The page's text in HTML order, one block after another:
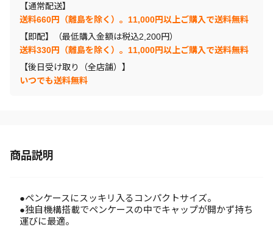
【通常配送】
送料660円（離島を除く）。11,000円以上ご購入で送料無料
【即配】（最低購入金額は税込2,200円）
送料330円（離島を除く）。11,000円以上ご購入で送料無料
【後日受け取り（全店舗）】
いつでも送料無料
商品説明
●ペンケースにスッキリ入るコンパクトサイズ。
●独自機構搭載でペンケースの中でキャップが開かず持ち
運びに最適。